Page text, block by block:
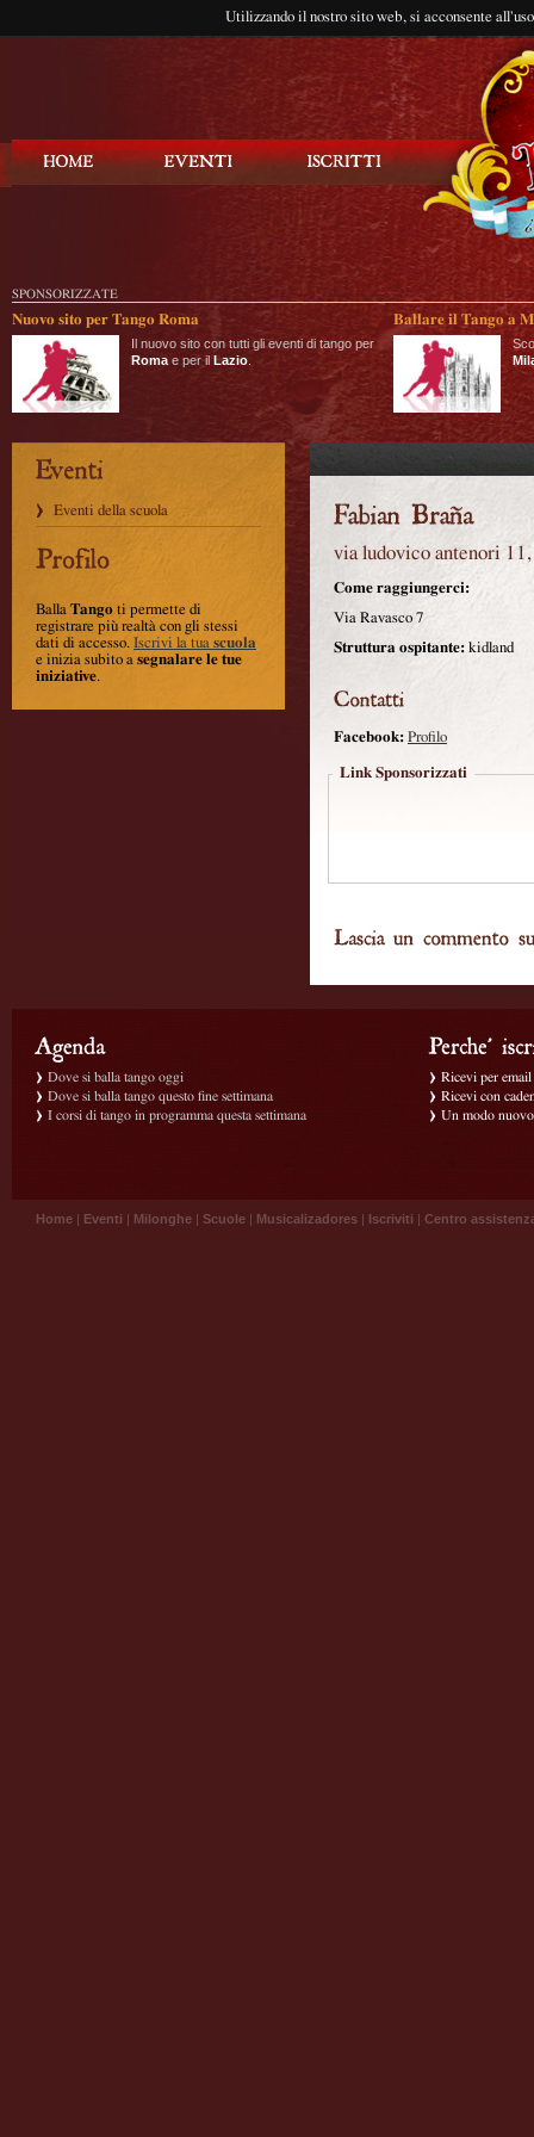
Utilizzando il nostro sito web, si acconsente
SPONSORIZZATE
Nuovo sito per Tango Roma
Il nuovo sito con tutti gli eventi di tango per
Roma e per il Lazio
Ballare il Tango a
Eventi della scuola
Balla Tango ti permette di
registrare più realtà con gli stessi
dati di accesso. Iscrivi la tua scuola
e inizia subito a segnalare le tue
iniziative.
via ludovico antenori
Come raggiungerci:
Via Ravasco 7
Struttura ospitante: kidland
Facebook: Profilo
Link Sponsorizzati
Dove si balla tango oggi
Dove si balla tango questo fine settimana
I corsi di tango in programma questa settimana
Ricevi per
Ricevi con
Un modo
Home | Eventi | Milonghe | Scuole | Musicalizadores | Iscriviti | Centro